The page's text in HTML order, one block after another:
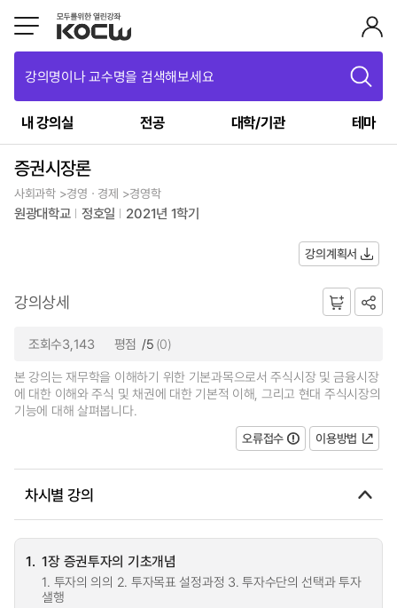
강의명이나 교수명을 검색해보세요
내 강의실 전공 대학/기관 테마
증권시장론
사회과학 >경영ㆍ경제 >경영학
원광대학교 정호일 2021년 1학기
강의계획서
강의상세
조회수3,143 평점 /5 (0)
본 강의는 재무학을 이해하기 위한 기본과목으로서 주식시장 및 금융시장
에 대한 이해와 주식 및 채권에 대한 기본적 이해, 그리고 현대 주식시장의
기능에 대해 살펴봅니다.
오류접수
이용방법
차시별 강의
1. 1장 증권투자의 기초개념
1. 투자의 의의 2. 투자목표 설정과정 3. 투자수단의 선택과 투자
샐행